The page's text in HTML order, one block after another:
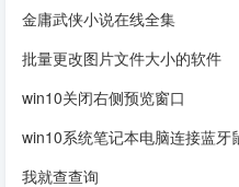
金庸武侠小说在线全集
批量更改图片文件大小的软件
win10关闭右侧预览窗口
win10系统笔记本电脑连接蓝牙鼠标，一会
我就查查询